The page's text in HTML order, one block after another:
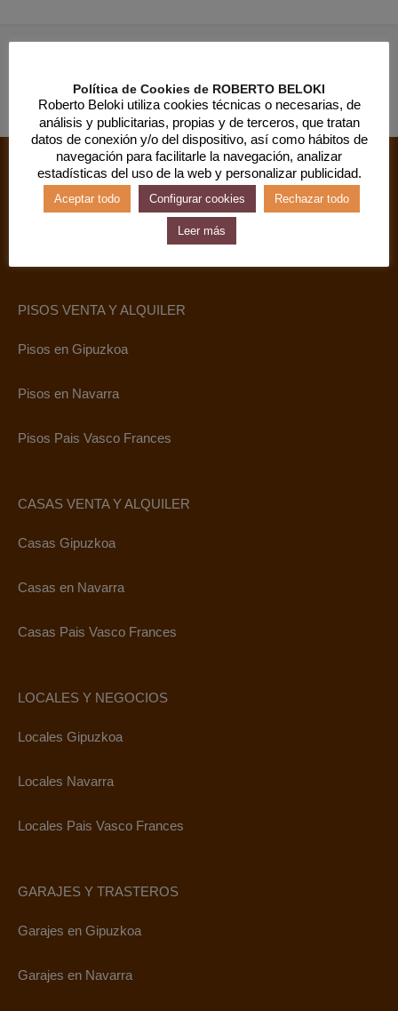
PISOS VENTA Y ALQUILER
Pisos en Gipuzkoa
Pisos en Navarra
Pisos Pais Vasco Frances
CASAS VENTA Y ALQUILER
Casas Gipuzkoa
Casas en Navarra
Casas Pais Vasco Frances
LOCALES Y NEGOCIOS
Locales Gipuzkoa
Locales Navarra
Locales Pais Vasco Frances
GARAJES Y TRASTEROS
Garajes en Gipuzkoa
Garajes en Navarra
Política de Cookies de ROBERTO BELOKI
Roberto Beloki utiliza cookies técnicas o necesarias, de
análisis y publicitarias, propias y de terceros, que tratan
datos de conexión y/o del dispositivo, así como hábitos de
navegación para facilitarle la navegación, analizar
estadísticas del uso de la web y personalizar publicidad.
Aceptar todo Configurar cookies Rechazar todo
Leer más